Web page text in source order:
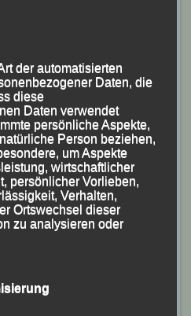
sieben Grad hatten die
2,5-km-Strecke mit Start
Brucknerhaus und auf der
der automatisierten
Daten, die
diese
Daten verwendet
persönliche Aspekte,
Person beziehen,
um Aspekte
wirtschaftlicher
persönlicher Vorlieben,
Verhalten,
Ortswechsel dieser
zu analysieren oder